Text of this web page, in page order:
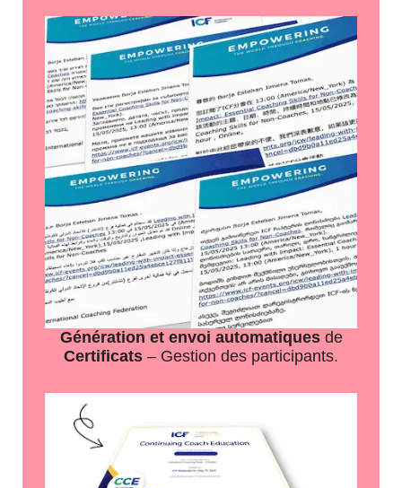
Génération et envoi automatiquesde
Certificats – Gestion des participants.